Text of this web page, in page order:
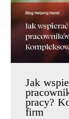
Jak
pracy?
firm